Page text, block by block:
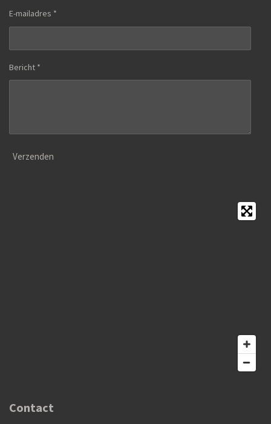
E-mailadres *
Bericht *
Verzenden
Contact